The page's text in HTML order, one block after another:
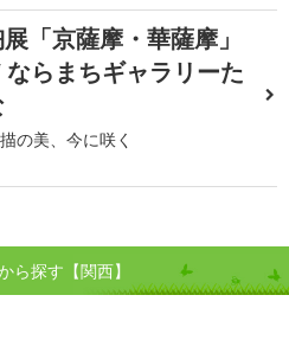
「京薩摩・華薩摩」
らまちギャラリーた
の美、今に咲く
ら探す【関西】